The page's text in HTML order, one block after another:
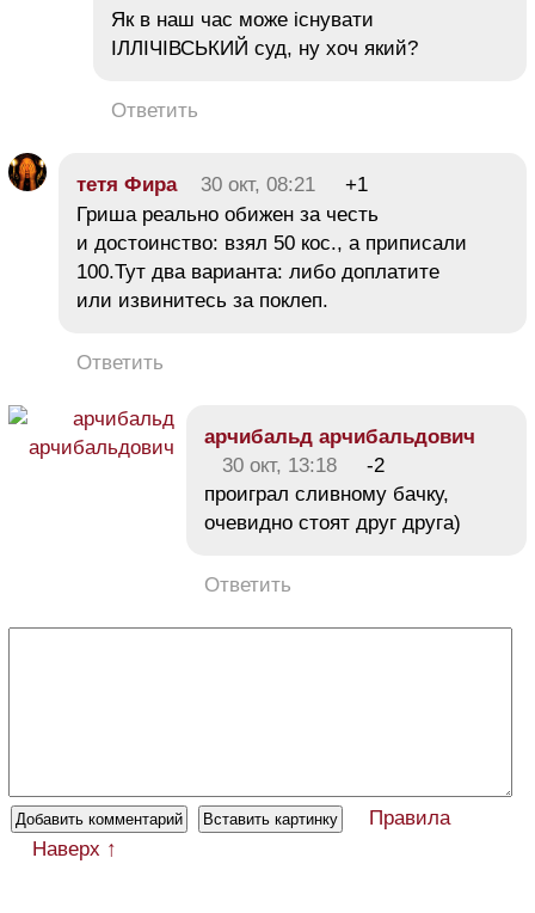
Як в наш час може існувати
ІЛЛІЧІВСЬКИЙ суд, ну хоч який?
Ответить
тетя Фира 30 окт, 08:21
+1
Гриша реально обижен за честь
и достоинство: взял 50 кос., а приписали
100.Тут два варианта: либо доплатите
или извинитесь за поклеп.
Ответить
арчибальд арчибальдович
30 окт, 13:18
-2
проиграл сливному бачку,
очевидно стоят друг друга)
Ответить
Правила
Наверх ↑